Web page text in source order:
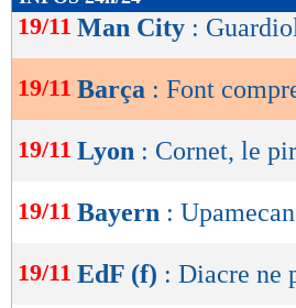
de
OK
19/11 Man City :
19/11 Barça : Font
19/11 Lyon : Cornet, le
19/11 Bayern :
19/11 EdF (f) : Diacre ne